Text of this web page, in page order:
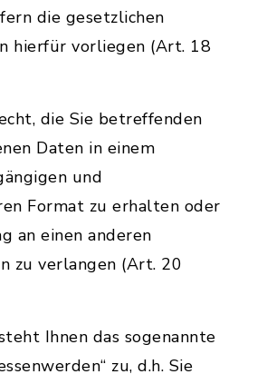
die gesetzlichen
hierfür vorliegen (Art. 18
die Sie betreffenden
Daten in einem
und
Format zu erhalten oder
an einen anderen
zu verlangen (Art. 20
Ihnen das sogenannte
zu, d.h. Sie